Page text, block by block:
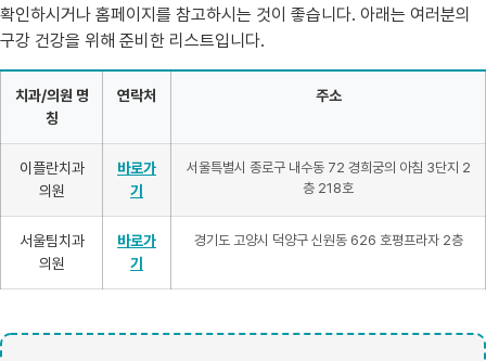
확인하시거나 홈페이지를 참고하시는 것이 좋습니다. 아래는 여러분의
구강 건강을 위해 준비한 리스트입니다.
치과/의원 명
칭
연락처 주소
이플란치과
의원
바로가
기
서울특별시 종로구 내수동 72 경희궁의 아침 3단지 2
층 218호
서울팀치과
의원
바로가
기
경기도 고양시 덕양구 신원동 626 호평프라자 2층